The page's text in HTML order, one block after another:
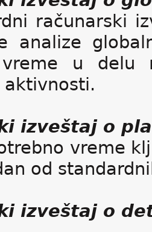
računarski
analize
u delu
aktivnosti.
izveštaj o
vreme
od
izveštaj o